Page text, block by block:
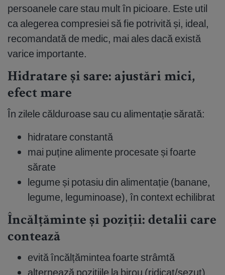
persoanele care stau mult în picioare. Este util
ca alegerea compresiei să fie potrivită și, ideal,
recomandată de medic, mai ales dacă există
varice importante.
Hidratare și sare: ajustări mici,
efect mare
În zilele călduroase sau cu alimentație sărată:
hidratare constantă
mai puține alimente procesate și foarte
sărate
legume și potasiu din alimentație (banane,
legume, leguminoase), în context echilibrat
Încălțăminte și poziții: detalii care
contează
evită încălțămintea foarte strâmtă
alternează pozițiile la birou (ridicat/șezut)